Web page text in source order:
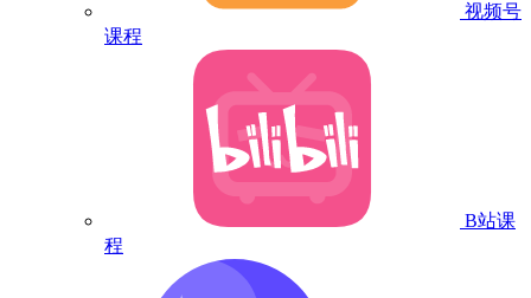
视频号
课程
B站课
程